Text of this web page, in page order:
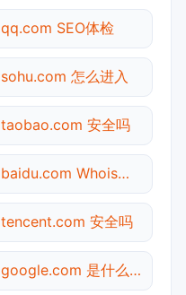
qq.com SEO体检
sohu.com 怎么进入
taobao.com 安全吗
baidu.com Whois查询
tencent.com 安全吗
google.com 是什么网站